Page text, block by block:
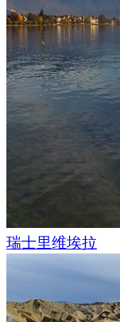
关于这些塔楼有很
纳赫族妇女拯救了
走。
瑞士里维埃拉